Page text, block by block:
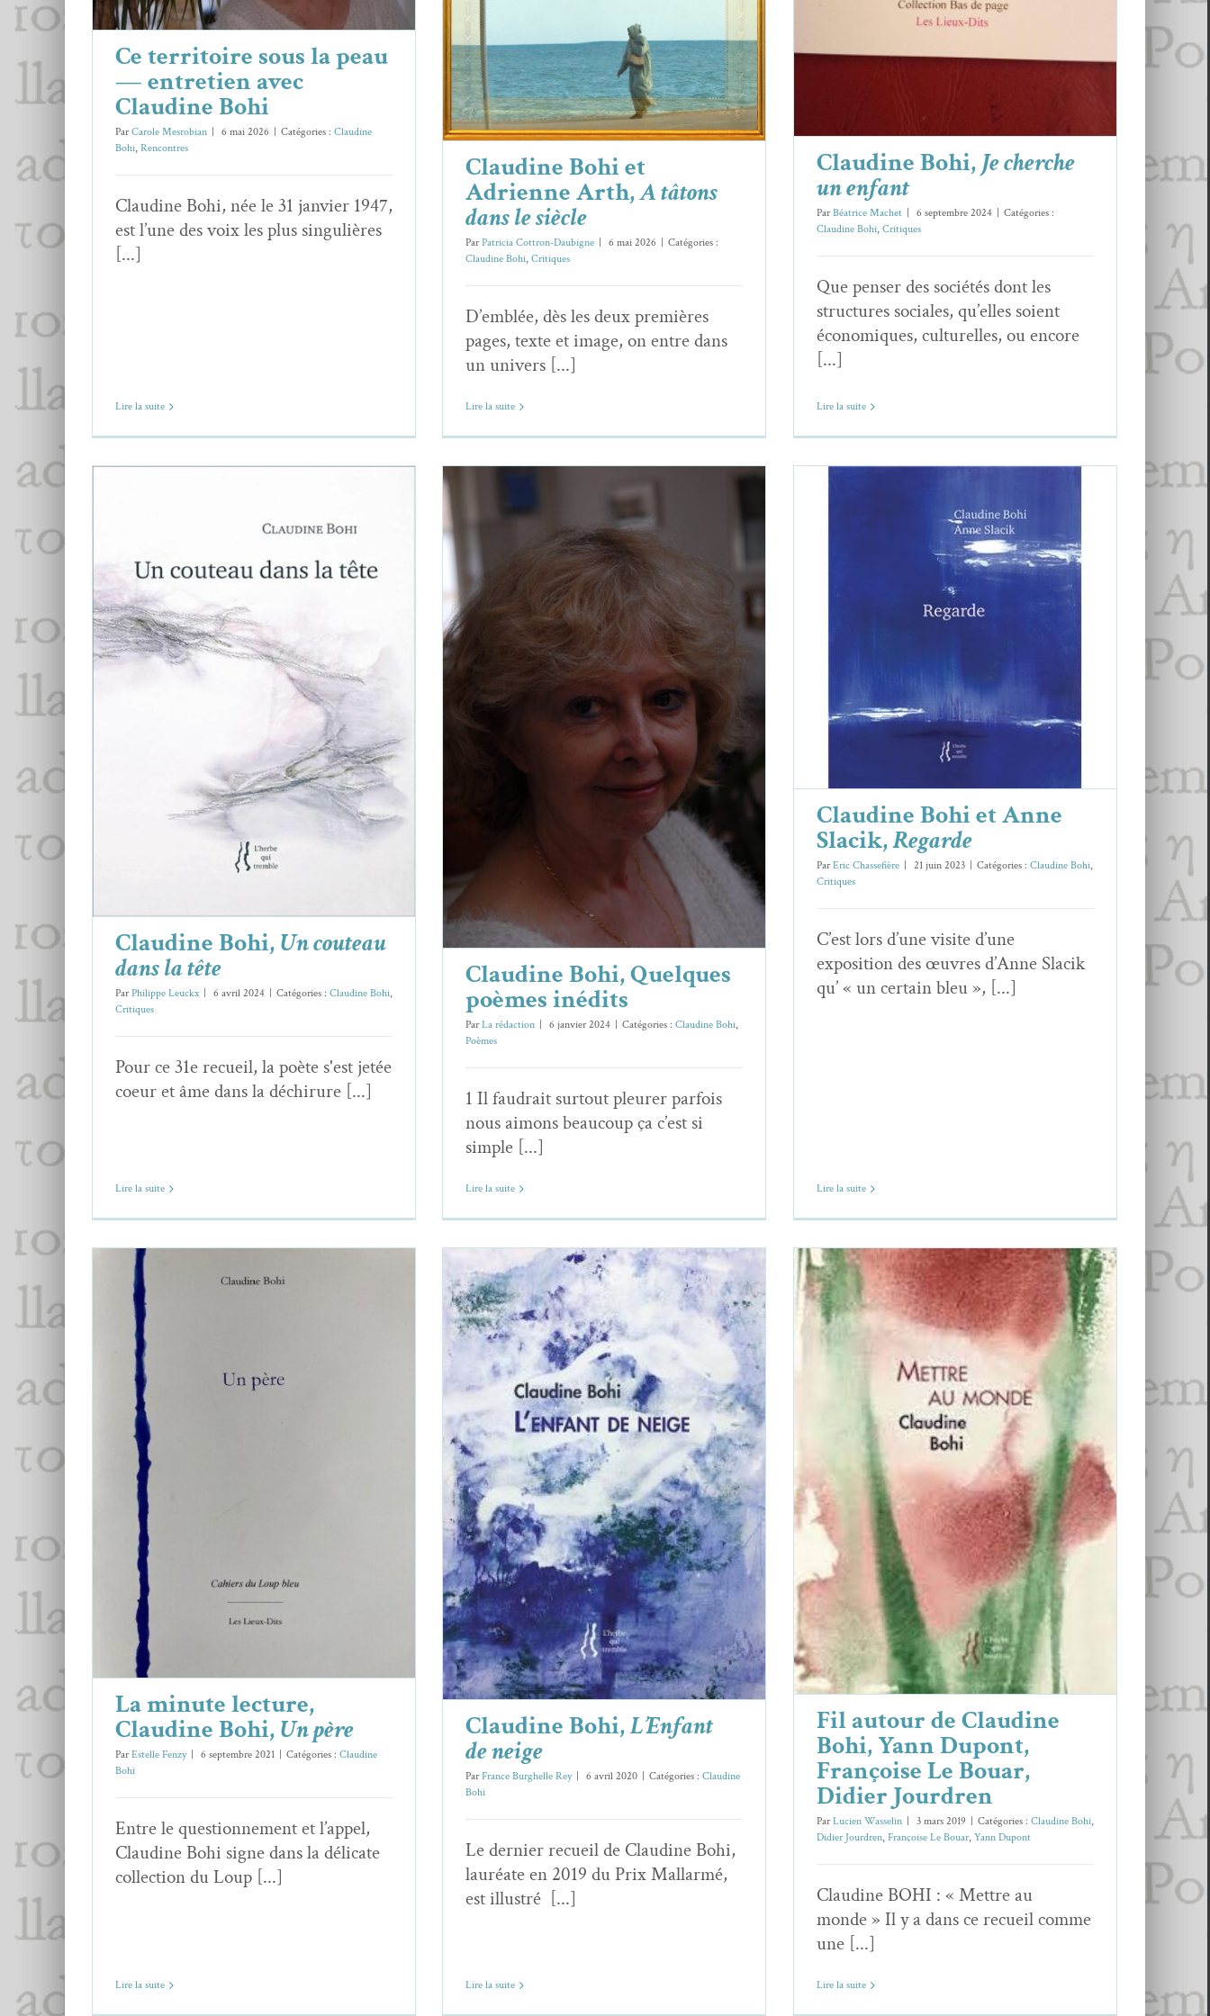
Ce territoire sous la peau
— entretien avec
Claudine Bohi
ParCarole Mesrobian 6 mai 2026 Catégories : Claudine
Bohi, Rencontres
Claudine Bohi, née le 31 janvier 1947,
est l’une des voix les plus singulières
[...]
Lire la suite
Critiques
Claudine Bohi et
Adrienne Arth,A tâtons
dans le siècle
ParPatricia Cottron-Daubigne 6 mai 2026
Catégories :
Claudine Bohi, Critiques
D’emblée, dès les deux premières
pages, texte et image, on entre dans
un univers [...]
Lire la suite
Claudine Bohi Critiques
Claudine Bohi,Je cherche
un enfant
ParBéatrice Machet 6 septembre 2024
Catégories :
Claudine Bohi, Critiques
Que penser des sociétés dont les
structures sociales, qu’elles soient
économiques, culturelles, ou encore
[...]
Lire la suite
Un couteau dans la tête
Claudine Bohi,Un couteau
dans la tête
ParPhilippe Leuckx 6 avril 2024 Catégories : Claudine Bohi,
Critiques
Pour ce 31e recueil, la poète s'est jetée
coeur et âme dans la déchirure [...]
Lire la suite
Claudine Bohi, Quelques poèmes
inédits
Claudine Bohi Poèmes
Claudine Bohi, Quelques
poèmes inédits
ParLa rédaction 6 janvier 2024 Catégories : Claudine Bohi,
Poèmes
1 Il faudrait surtout pleurer parfois
nous aimons beaucoup ça c’est si
simple [...]
Lire la suite
Claudine Bohi et Anne Slacik,
Claudine Bohi
Claudine Bohi et Anne
Slacik,Regarde
ParEric Chassefière 21 juin 2023 Catégories : Claudine Bohi,
Critiques
C’est lors d’une visite d’une
exposition des œuvres d’Anne Slacik
qu’ « un certain bleu », [...]
Lire la suite
La minute lecture, Claudine Bohi,
La minute lecture,
Claudine Bohi,Un père
ParEstelle Fenzy 6 septembre 2021 Catégories : Claudine
Bohi
Entre le questionnement et l’appel,
Claudine Bohi signe dans la délicate
collection du Loup [...]
Lire la suite
Claudine Bohi, L’Enfant de neige
Claudine Bohi
Claudine Bohi,L’Enfant
de neige
ParFrance Burghelle Rey 6 avril 2020 Catégories : Claudine
Bohi
Le dernier recueil de Claudine Bohi,
lauréate en 2019 du Prix Mallarmé,
est illustré [...]
Lire la suite
Fil autour de Claudine Bohi, Yann
Dupont, Françoise Le Bouar, Didier
Jourdren
Didier Jourdren Françoise Le Bouar
Yann
Fil autour de Claudine
Bohi, Yann Dupont,
Françoise Le Bouar,
Didier Jourdren
ParLucien Wasselin | 3 mars 2019 | Catégories : Claudine Bohi,
Didier Jourdren, Françoise Le Bouar, Yann Dupont
Claudine BOHI : « Mettre au
monde » Il y a dans ce recueil comme
une [...]
Lire la suite